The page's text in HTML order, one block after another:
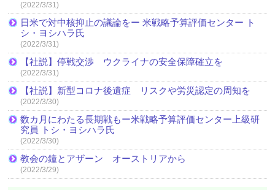
(2022/3/31)
日米で対中核抑止の議論をー 米戦略予算評価センター ト
シ・ヨシハラ氏
(2022/3/31)
【社説】停戦交渉 ウクライナの安全保障確立を
(2022/3/31)
【社説】新型コロナ後遺症 リスクや労災認定の周知を
(2022/3/30)
数カ月にわたる長期戦もー米戦略予算評価センター上級研
究員 トシ・ヨシハラ氏
(2022/3/30)
教会の鐘とアザーン オーストリアから
(2022/3/29)